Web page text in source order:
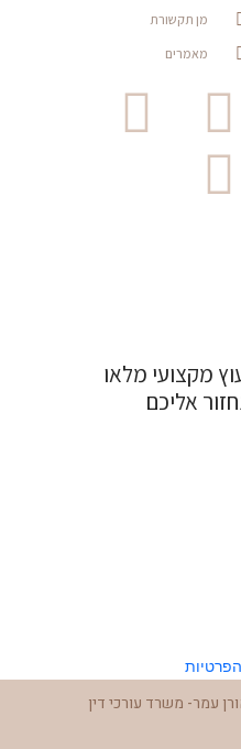
מן תקשורת
מאמרים
מקצועי מלאו
אליכם
עמר- משרד עורכי דין